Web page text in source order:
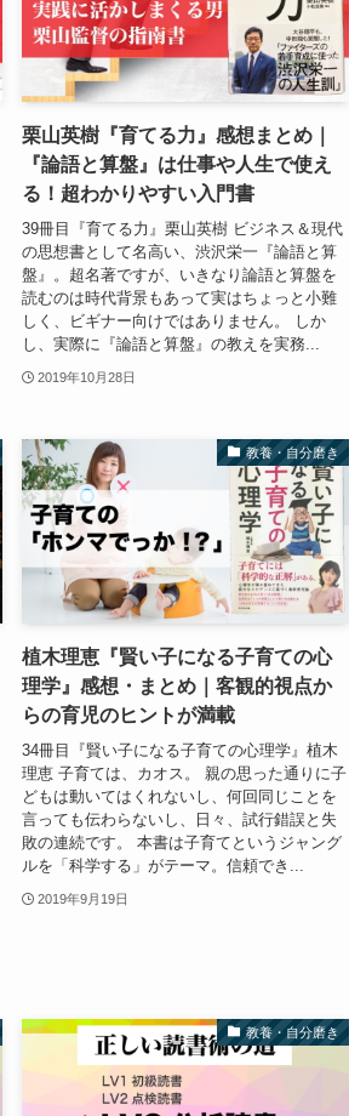
栗山英樹『育てる力』感想まとめ｜
『論語と算盤』は仕事や人生で使え
る！超わかりやすい入門書
39冊目『育てる力』栗山英樹 ビジネス＆現代
の思想書として名高い、渋沢栄一『論語と算
盤』。超名著ですが、いきなり論語と算盤を
読むのは時代背景もあって実はちょっと小難
しく、ビギナー向けではありません。 しか
し、実際に『論語と算盤』の教えを実務...
2019年10月28日
教養・自分磨き
植木理恵『賢い子になる子育ての心
理学』感想・まとめ｜客観的視点か
らの育児のヒントが満載
34冊目『賢い子になる子育ての心理学』植木
理恵 子育ては、カオス。 親の思った通りに子
どもは動いてはくれないし、何回同じことを
言っても伝わらないし、日々、試行錯誤と失
敗の連続です。 本書は子育てというジャング
ルを「科学する」がテーマ。信頼でき...
2019年9月19日
教養・自分磨き